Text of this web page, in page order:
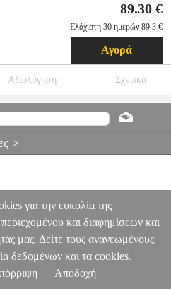
89.30 €
Ελάχιστη 30 ημερών 89.3 €
Αγορά
Αξιολόγηση Σχετικά
CHIC DOLL'S PRAM
>
για την ευκολία της
και διαφημίσεων και
μας. Δείτε τους ανανεωμένους
δεδομένων και τα cookies.
Αποδοχή